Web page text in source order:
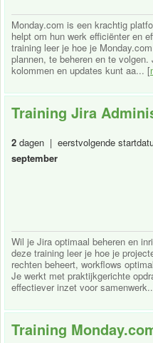
Monday.com is een krachtig
helpt om hun werk efficiënter en
training leer je hoe je
plannen, te beheren en te
kolommen en updates kunt aa... [
Training Jira
2 dagen | eerstvolgende
september
Wil je Jira optimaal beheren en
deze training leer je hoe je
rechten beheert, workflows
Je werkt met praktijkgerichte
effectiever inzet voor
Training